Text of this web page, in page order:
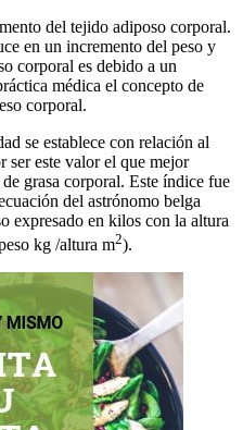
del tejido adiposo corporal.
en un incremento del peso y
corporal es debido a un
médica el concepto de
corporal.
se establece con relación al
ser este valor el que mejor
grasa corporal. Este índice fue
del astrónomo belga
expresado en kilos con la altura
kg /altura m2).